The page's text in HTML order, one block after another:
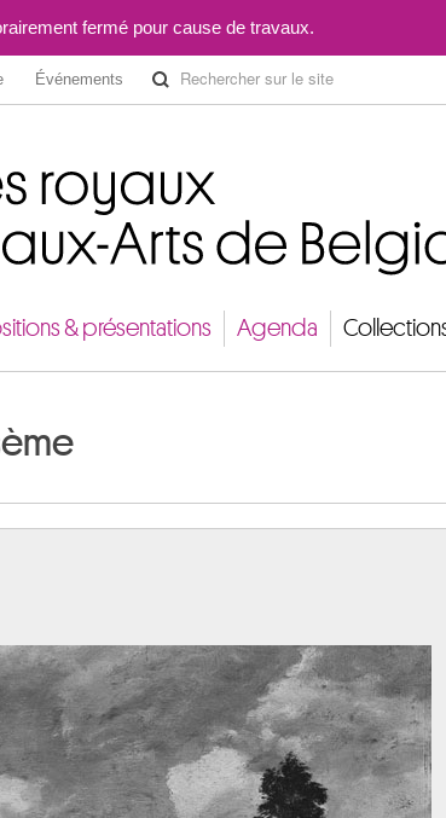
fermé pour cause de travaux.
Événements
& présentations Agenda